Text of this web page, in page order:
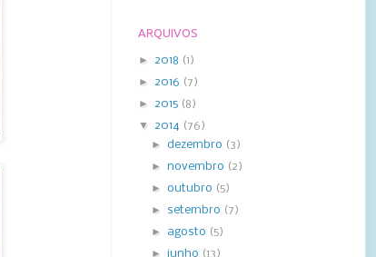
ARQUIVOS
► 2018 (1)
► 2016 (7)
► 2015 (8)
▼ 2014 (76)
► dezembro (3)
►novembro (2)
►outubro (5)
► setembro (7)
► agosto (5)
►junho (13)